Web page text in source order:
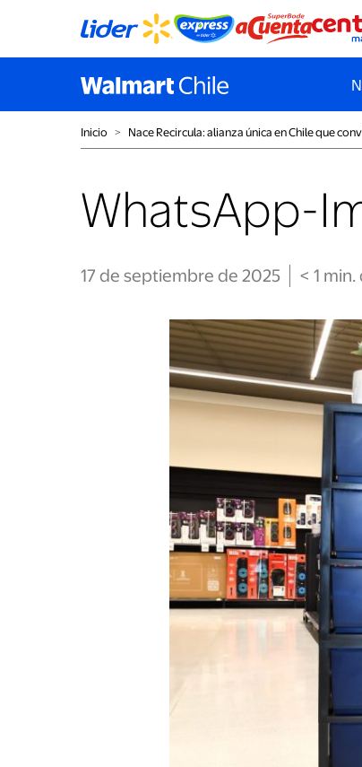
Inicio ˃ Nace Recircula: alianza única en Chile que
WhatsApp-
17 de septiembre de 2025 < 1 min.